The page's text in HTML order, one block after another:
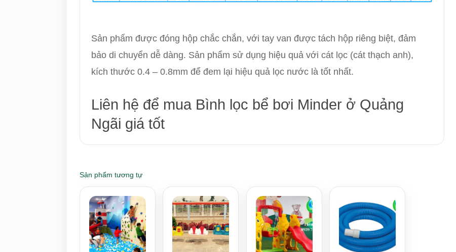
Sản phẩm được đóng hộp chắc chắn, với tay van được tách hộp riêng biệt, đảm
bảo di chuyển dễ dàng. Sản phẩm sử dụng hiệu quả với cát lọc (cát thạch anh),
kích thước 0.4 – 0.8mm để đem lại hiệu quả lọc nước là tốt nhất.
Liên hệ để mua Bình lọc bể bơi Minder ở Quảng
Ngãi giá tốt
Sản phẩm tương tự